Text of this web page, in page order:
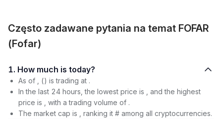
Często zadawane pytania na temat FOFAR
(Fofar)
1. How much is today?
As of , () is trading at .
In the last 24 hours, the lowest price is , and the highest
price is , with a trading volume of .
The market cap is , ranking it # among all cryptocurrencies.